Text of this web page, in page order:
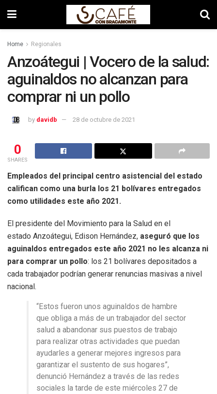
Home Regionales
Anzoátegui | Vocero de la salud:
aguinaldos no alcanzan para
comprar ni un pollo
by davidb 28 de octubre de 2021
0
SHARES
Empleados del principal centro asistencial del estado
califican como una burla los 21 bolívares entregados
como utilidades este año 2021.
El presidente del Movimiento para la Salud en el
estado Anzoátegui, Edison Hernández, aseguró que los
aguinaldos entregados este año 2021 no les alcanza ni
para comprar un pollo: los 21 bolívares depositados a
cada trabajador podrían generar renuncias masivas a nivel
nacional.
“Estos fueron unos aguinaldos de hambre
que obliga a más de un trabajador del sector
salud a abandonar sus puestos de trabajo
para realizar otras actividades que puedan
ayudarles a generar mejores ingresos para
garantizar el sustento de sus hogares”,
denunció Hernández a través de las redes
sociales la tarde de este miércoles 27 de